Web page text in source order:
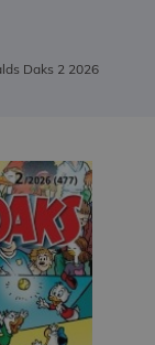
Daks 2 2026